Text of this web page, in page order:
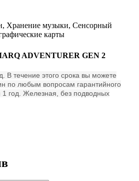
Хранение музыки, Сенсорный
карты
ADVENTURER GEN 2
В течение этого срока вы можете
по любым вопросам гарантийного
1 год. Железная, без подводных